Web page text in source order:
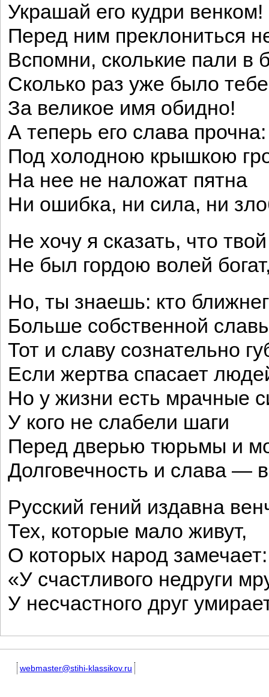
Украшай его кудри венком!
Перед ним преклониться
Вспомни, сколькие пали в
Сколько раз уже было тебе
За великое имя обидно!
А теперь его слава прочна:
Под холодною крышкою
На нее не наложат пятна
Ни ошибка, ни сила, ни
Не хочу я сказать, что
Не был гордою волей
Но, ты знаешь: кто
Больше собственной
Тот и славу сознательно
Если жертва спасает
Но у жизни есть мрачные
У кого не слабели шаги
Перед дверью тюрьмы и
Долговечность и слава —
Русский гений издавна
Тех, которые мало живут,
О которых народ замечает:
«У счастливого недруги
У несчастного друг
webmaster@stihi-klassikov.ru